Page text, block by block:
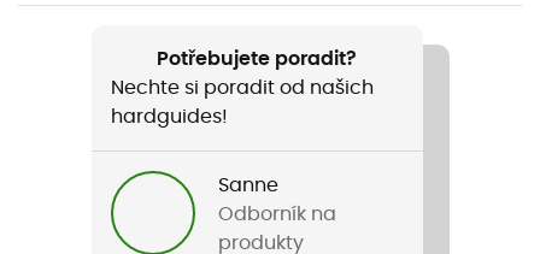
Hmotnost
Název produktu
W's Retro Pile Hoody
Standardní
Potřebujete poradit?
Nechte si poradit od našich
hardguides!
Sanne
Odborník na
produkty